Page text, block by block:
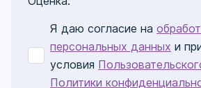
Я даю согласие на
персональных данных и
условия
Политики